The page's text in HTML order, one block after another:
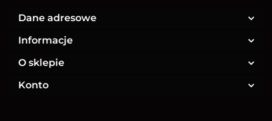
Dane adresowe
Informacje
O sklepie
Konto